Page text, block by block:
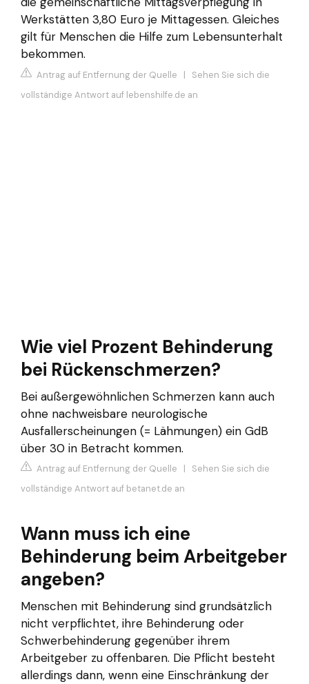
Werkstätten 3,80 Euro je Mittagessen. Gleiches
gilt für Menschen die Hilfe zum Lebensunterhalt
bekommen.
Antrag auf Entfernung der Quelle | Sehen Sie sich die
vollständige Antwort auf lebenshilfe.de an
Wie viel Prozent Behinderung
bei Rückenschmerzen?
Bei außergewöhnlichen Schmerzen kann auch
ohne nachweisbare neurologische
Ausfallerscheinungen (= Lähmungen) ein GdB
über 30 in Betracht kommen.
Antrag auf Entfernung der Quelle | Sehen Sie sich die
vollständige Antwort auf betanet.de an
Wann muss ich eine
Behinderung beim Arbeitgeber
angeben?
Menschen mit Behinderung sind grundsätzlich
nicht verpflichtet, ihre Behinderung oder
Schwerbehinderung gegenüber ihrem
Arbeitgeber zu offenbaren. Die Pflicht besteht
allerdings dann, wenn eine Einschränkung der